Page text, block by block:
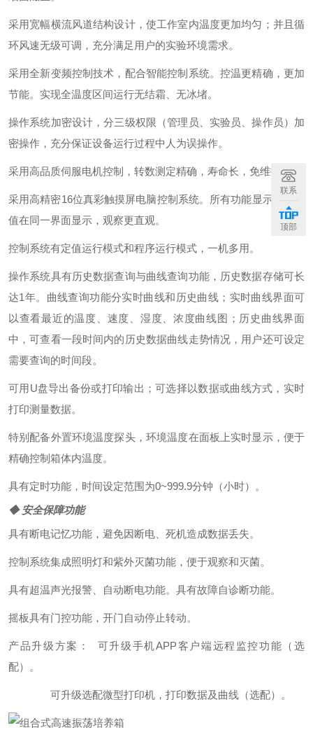
采用宽幅横流风道结构设计，使工作室内温度更加均匀；并且循
环风速无级可调，充分满足用户的实验环境需求。
采用全新变频控制技术，配合智能控制系统。控温更精确，更加
节能。实现全温度区间运行无结霜、无冰堵。
操作系统加密设计，分三级权限（管理员、实验员、操作员）加
密操作，充分保证设备运行过程中人为误操作。
采用高品质伺服电机控制，转数测定精确，寿命长，免维护。
采用高精密16位真彩触摸屏电脑控制系统。所有功能显示及设定
值在同一界面显示，观察更直观。
控制系统有定值运行模式和程序运行模式，一机多用。
操作系统具有历史数据查询与曲线查询功能，历史数据存储可长
达1年。曲线查询功能分实时曲线和历史曲线；实时曲线界面可
以查看最近的温度、速度、湿度、浓度曲线图；历史曲线界面
中，可查看一段时间内的历史数据曲线走势情况，用户还可设定
需要查询的时间段。
可用 U盘导出备份或打印输出；可选择以数据或曲线方式，实时
打印测量数据。
特别配备外置环境温度探头，环境温度在面板上实时显示，便于
精确控制箱体内温度。
具有定时功能，时间设定范围为0~999.9分钟（小时）。
◆ 安全保障功能
具有断电记忆功能，避免因断电、死机造成数据丢失。
控制系统集成照明灯和紫外灭菌功能 ，便于观察和灭菌。
具有超温声光报警、自动断电功能。 具有故障自诊断功能。
摇板具有门控功能，开门自动停止转动。
产品升级方案：
可升级手机APP客户端远程监控功能（选
配）。
可升级选配微型打印机，打印数据及曲线（选配）。
联系
顶部